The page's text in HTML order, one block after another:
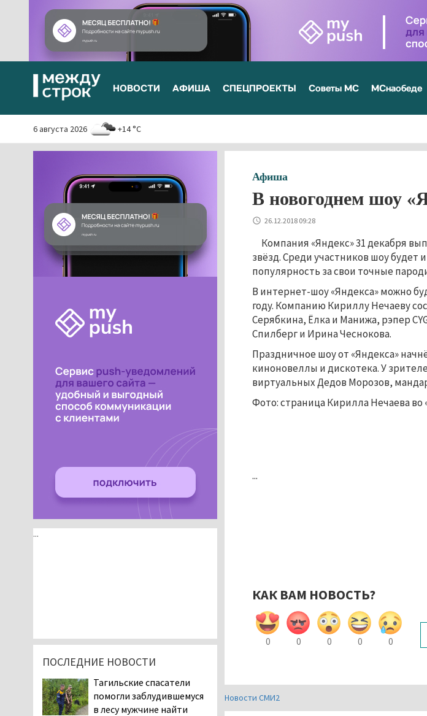
НОВОСТИ АФИША СПЕЦПРОЕКТЫ Советы МС МСнаобеде
6 августа 2026 +14 °C
Афиша
В новогоднем шоу
26.12.2018 09:28
Компания «Яндекс» 31 декабря
звёзд. Среди участников шоу будет
популярность за свои точные
В интернет-шоу «Яндекса» можно
году. Компанию Кириллу Нечаеву
Серябкина, Ёлка и Манижа, рэпер
Спилберг и Ирина Чеснокова.
Праздничное шоу от «Яндекса»
киноновеллы и дискотека. У
виртуальных Дедов Морозов,
Фото: страница Кирилла Нечаева во
...
КАК ВАМ НОВОСТЬ?
0 0 0 0 0
Новости СМИ2
...
ПОСЛЕДНИЕ НОВОСТИ
Тагильские спасатели
помогли заблудившемуся
в лесу мужчине найти